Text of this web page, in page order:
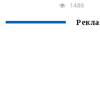
1486